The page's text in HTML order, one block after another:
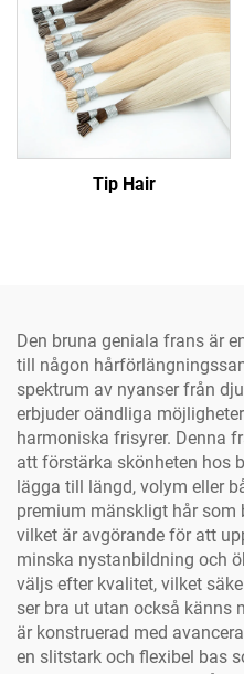
Tip Hair
Den bruna geniala frans är
till någon
spektrum av nyanser från
erbjuder oändliga
harmoniska frisyrer. Denna
att förstärka skönheten hos
lägga till längd, volym eller
premium mänskligt hår som
vilket är avgörande för att
minska nystanbildning och
väljs efter kvalitet, vilket
ser bra ut utan också känns
är konstruerad med
en slitstark och flexibel bas